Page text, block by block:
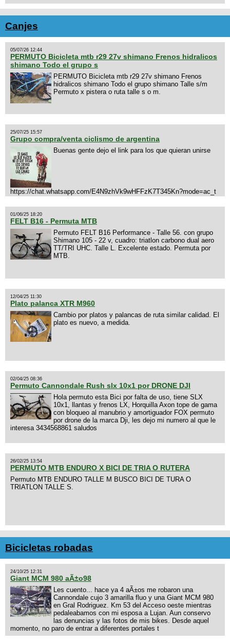
Canjes
05/07/26 12:44
PERMUTO Bicicleta mtb r29 27v shimano Frenos hidralicos
shimano Todo el grupo s
PERMUTO Bicicleta mtb r29 27v shimano Frenos
hidralicos shimano Todo el grupo shimano Talle s/m
Permuto x pistera o ruta talle s o m.
25/07/25 15:57
Grupo compra/venta ciclismo de argentina
Buenas gente dejo el link para los que quieran unirse
https://chat.whatsapp.com/E4N9zhVk9wHFFzK7T345Kn?mode=ac_t
01/06/25 18:20
FELT B16 - Permuta MTB
Permuto FELT B16 Performance - Talle 56. con grupo
Shimano 105 - 22 v, cuadro: triatlon carbono dual aero
TT/TRI UHC. Talle L. Excelente estado. Permuta por
MTB.
12/04/25 11:30
Plato palanca XTR M960
Cambio por platos y palancas de ruta similar calidad. El
plato es nuevo, a medida.
02/04/25 08:36
Permuto Cannondale Rush slx 10x1 por DRONE DJI
Hola permuto esta Bici por falta de uso, tiene SLX
10x1, llantas y frenos LX, Horquilla Axon tope de gama
con bloqueo al manubrio y amortiguador FOX permuto
por drone de la marca Dji, les dejo mi numero al que le
interesa 3434568861 saludos
26/02/25 13:54
PERMUTO MTB ENDURO X BICI DE TRIA O RUTERA
Permuto MTB ENDURO TALLE M BUSCO BICI DE TURA O
TRIATLON TALLE S.
Bicicletas robadas
24/10/25 12:31
Giant MCM 980 aÃ±o98
Les cuento... hace ya 4 aÃ±os me robaron una
Cannondale cujo 3 amarilla fluo y una Giant MCM 980
en Gral Rodriguez. Km 53 del Acceso oeste mientras
pedaleabamos con mi esposa a Lujan. Aun conservo
las denuncias y las fotos de mis bikes. Desde aquel
momento, no paro de entrar a diferentes portales t